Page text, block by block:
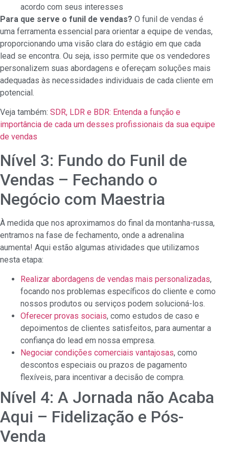
acordo com seus interesses
Para que serve o funil de vendas? O funil de vendas é
uma ferramenta essencial para orientar a equipe de vendas,
proporcionando uma visão clara do estágio em que cada
lead se encontra. Ou seja, isso permite que os vendedores
personalizem suas abordagens e ofereçam soluções mais
adequadas às necessidades individuais de cada cliente em
potencial.
Veja também: SDR, LDR e BDR: Entenda a função e
importância de cada um desses profissionais da sua equipe
de vendas
Nível 3: Fundo do Funil de
Vendas – Fechando o
Negócio com Maestria
À medida que nos aproximamos do final da montanha-russa,
entramos na fase de fechamento, onde a adrenalina
aumenta! Aqui estão algumas atividades que utilizamos
nesta etapa:
Realizar abordagens de vendas mais personalizadas,
focando nos problemas específicos do cliente e como
nossos produtos ou serviços podem solucioná-los.
Oferecer provas sociais, como estudos de caso e
depoimentos de clientes satisfeitos, para aumentar a
confiança do lead em nossa empresa.
Negociar condições comerciais vantajosas, como
descontos especiais ou prazos de pagamento
flexíveis, para incentivar a decisão de compra.
Nível 4: A Jornada não Acaba
Aqui – Fidelização e Pós-
Venda